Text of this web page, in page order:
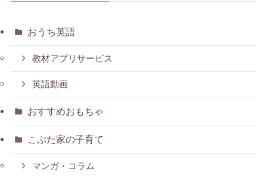
おうち英語
教材アプリサービス
英語動画
おすすめおもちゃ
こぶた家の子育て
マンガ・コラム